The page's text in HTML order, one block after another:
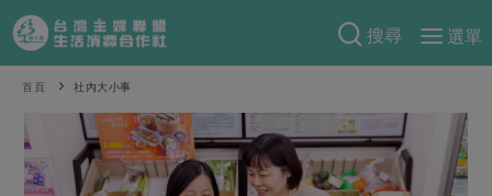
搜尋
選單
產品分類
當季蔬果
一籃菜 當令水果
食譜料理
食材特別企畫
首頁 社內大小事